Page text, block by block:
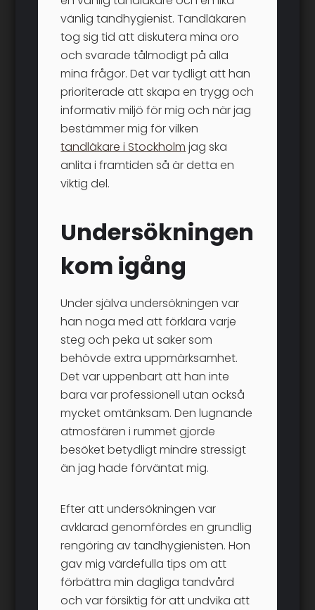
vänlig tandhygienist. Tandläkaren
tog sig tid att diskutera mina oro
och svarade tålmodigt på alla
mina frågor. Det var tydligt att han
prioriterade att skapa en trygg och
informativ miljö för mig och när jag
bestämmer mig för vilken
tandläkare i Stockholm jag ska
anlita i framtiden så är detta en
viktig del.
Undersökningen
kom igång
Under själva undersökningen var
han noga med att förklara varje
steg och peka ut saker som
behövde extra uppmärksamhet.
Det var uppenbart att han inte
bara var professionell utan också
mycket omtänksam. Den lugnande
atmosfären i rummet gjorde
besöket betydligt mindre stressigt
än jag hade förväntat mig.
Efter att undersökningen var
avklarad genomfördes en grundlig
rengöring av tandhygienisten. Hon
gav mig värdefulla tips om att
förbättra min dagliga tandvård
och var försiktig för att undvika att